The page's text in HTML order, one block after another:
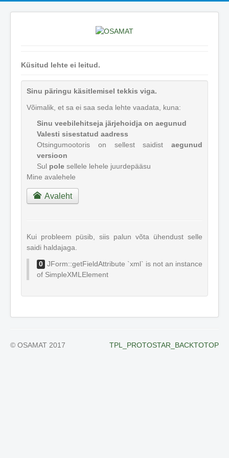
Küsitud lehte ei leitud.
Sinu päringu käsitlemisel tekkis viga.
Võimalik, et sa ei saa seda lehte vaadata, kuna:
Sinu veebilehitseja järjehoidja on aegunud
Valesti sisestatud aadress
Otsingumootoris on sellest saidist aegunud
versioon
Sul pole sellele lehele juurdepääsu
Mine avalehele
Avaleht
Kui probleem püsib, siis palun võta ühendust selle
saidi haldajaga.
0 JForm::getFieldAttribute `xml` is not an instance
of SimpleXMLElement
TPL_PROTOSTAR_BACKTOTOP
© OSAMAT 2017